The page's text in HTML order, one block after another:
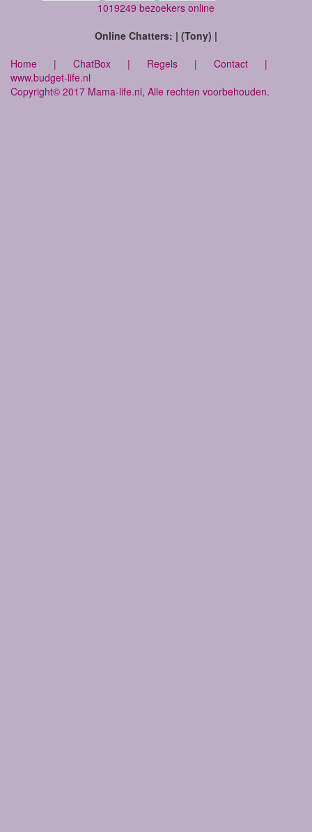
1019249 bezoekers online
Online Chatters: | (Tony) |
Home | ChatBox | Regels | Contact |
www.budget-life.nl
Copyright© 2017 Mama-life.nl, Alle rechten voorbehouden.